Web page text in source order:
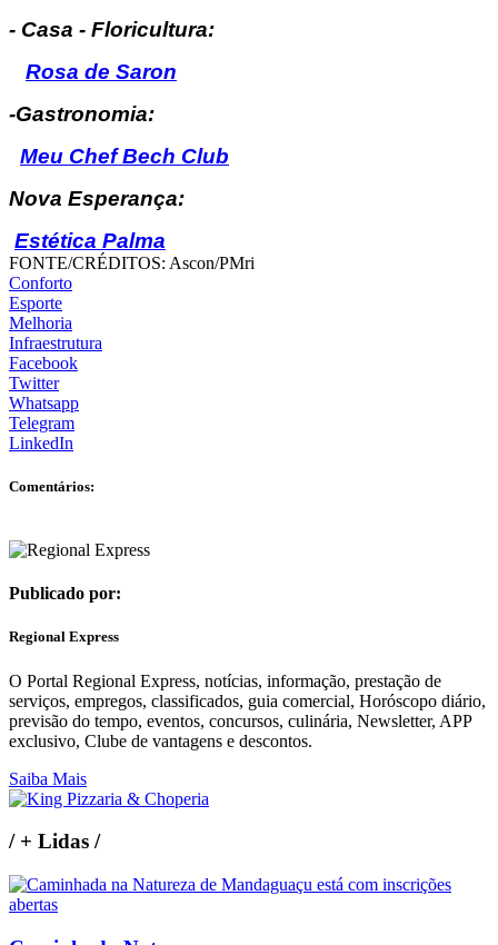
- Casa - Floricultura:
Rosa de Saron
-Gastronomia:
Meu Chef Bech Club
Nova Esperança:
Estética Palma
FONTE/CRÉDITOS: Ascon/PMri
Conforto
Esporte
Melhoria
Infraestrutura
Facebook
Twitter
Whatsapp
Telegram
LinkedIn
Comentários:
Publicado por:
Regional Express
O Portal Regional Express, notícias, informação, prestação de
serviços, empregos, classificados, guia comercial, Horóscopo diário,
previsão do tempo, eventos, concursos, culinária, Newsletter, APP
exclusivo, Clube de vantagens e descontos.
Saiba Mais
/+ Lidas /